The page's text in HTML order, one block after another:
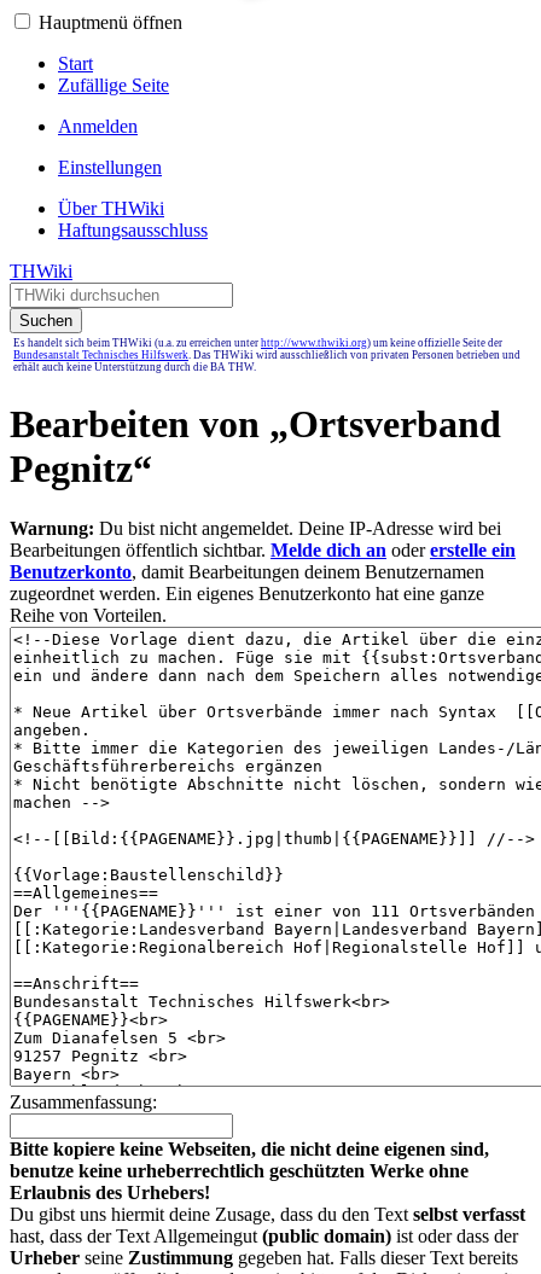
Hauptmenü öffnen
Start
Zufällige Seite
Anmelden
Einstellungen
Über THWiki
Haftungsausschluss
THWiki
Suchen
Es handelt sich beim THWiki (u.a. zu erreichen unter http://www.thwiki.org) um keine offizielle Seite der
Bundesanstalt Technisches Hilfswerk. Das THWiki wird ausschließlich von privaten Personen betrieben und
erhält auch keine Unterstützung durch die BA THW.
Bearbeiten von „Ortsverband
Pegnitz“
Warnung: Du bist nicht angemeldet. Deine IP-Adresse wird bei
Bearbeitungen öffentlich sichtbar. Melde dich an odererstelle ein
Benutzerkonto, damit Bearbeitungen deinem Benutzernamen
zugeordnet werden. Ein eigenes Benutzerkonto hat eine ganze
Reihe von Vorteilen.
Zusammenfassung:
Bitte kopiere keine Webseiten, die nicht deine eigenen sind,
benutze keine urheberrechtlich geschützten Werke ohne
Erlaubnis des Urhebers!
Du gibst uns hiermit deine Zusage, dass du den Text selbst verfasst
hast, dass der Text Allgemeingut (public domain) ist oder dass der
Urheber seine Zustimmung gegeben hat. Falls dieser Text bereits